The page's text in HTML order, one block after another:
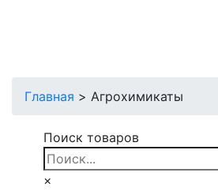
Главная > Агрохимикаты
Поиск товаров
×